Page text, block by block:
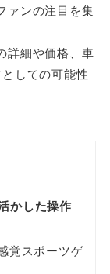
ァンの注目を集
詳細や価格、車
しての可能性
かした操作
覚スポーツゲ